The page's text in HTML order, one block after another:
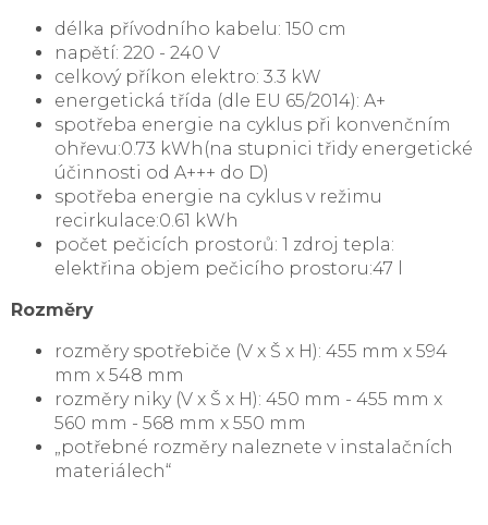
délka přívodního kabelu: 150 cm
napětí: 220 - 240 V
celkový příkon elektro: 3.3 kW
energetická třída (dle EU 65/2014): A+
spotřeba energie na cyklus při konvenčním
ohřevu:0.73 kWh(na stupnici třidy energetické
účinnosti od A+++ do D)
spotřeba energie na cyklus v režimu
recirkulace:0.61 kWh
počet pečicích prostorů: 1 zdroj tepla:
elektřina objem pečicího prostoru:47 l
Rozměry
rozměry spotřebiče (V x Š x H): 455 mm x 594
mm x 548 mm
rozměry niky (V x Š x H): 450 mm - 455 mm x
560 mm - 568 mm x 550 mm
„potřebné rozměry naleznete v instalačních
materiálech“